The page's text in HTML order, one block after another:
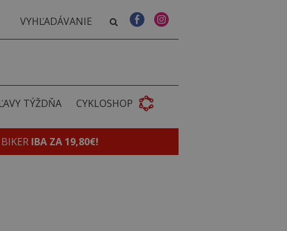
TÝŽDŇA CYKLOSHOP
IBA ZA 19,80€!